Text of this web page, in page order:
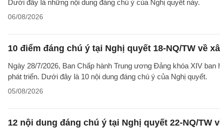
Dưới đây là những nội dung đáng chú ý của Nghị quyết này.
06/08/2026
10 điểm đáng chú ý tại Nghị quyết 18-NQ/TW về
Ngày 28/7/2026, Ban Chấp hành Trung ương Đảng khóa XIV
phát triển. Dưới đây là 10 nội dung đáng chú ý của Nghị quyết.
05/08/2026
12 nội dung đáng chú ý tại Nghị quyết 22-NQ/TW